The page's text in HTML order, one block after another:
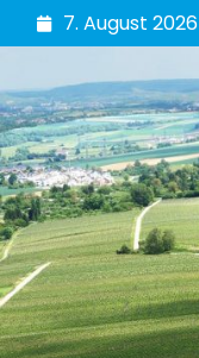
Zum
Inhalt
springen
7. August 2026